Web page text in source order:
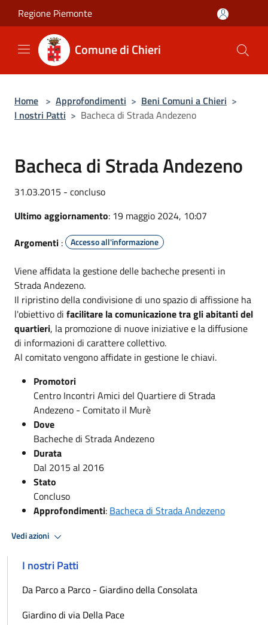
Salta al contenuto principale
Regione Piemonte
Comune di Chieri
Home > Approfondimenti > Beni Comuni a Chieri >
I nostri Patti > Bacheca di Strada Andezeno
Bacheca di Strada Andezeno
31.03.2015 - concluso
Ultimo aggiornamento: 19 maggio 2024, 10:07
Argomenti : Accesso all'informazione
Viene affidata la gestione delle bacheche presenti in
Strada Andezeno.
Il ripristino della condivisione di uno spazio di affissione ha
l'obiettivo di facilitare la comunicazione tra gli abitanti del
quartieri, la promozione di nuove iniziative e la diffusione
di informazioni di carattere collettivo.
Al comitato vengono affidate in gestione le chiavi.
Promotori
Centro Incontri Amici del Quartiere di Strada
Andezeno - Comitato il Murè
Dove
Bacheche di Strada Andezeno
Durata
Dal 2015 al 2016
Stato
Concluso
Approfondimenti: Bacheca di Strada Andezeno
Vedi azioni
I nostri Patti
Da Parco a Parco - Giardino della Consolata
Giardino di via Della Pace